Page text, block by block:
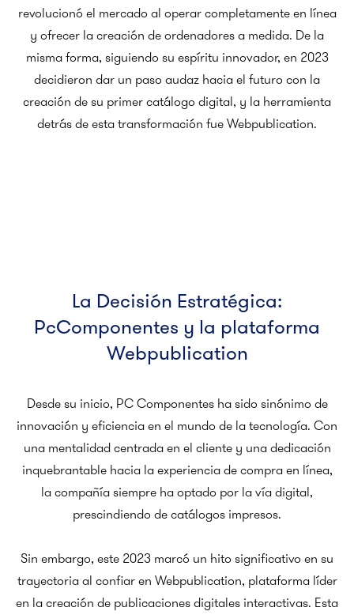
revolucionó el mercado al operar completamente en línea
y ofrecer la creación de ordenadores a medida. De la
misma forma, siguiendo su espíritu innovador, en 2023
decidieron dar un paso audaz hacia el futuro con la
creación de su primer catálogo digital, y la herramienta
detrás de esta transformación fue Webpublication.
La Decisión Estratégica:
PcComponentes y la plataforma
Webpublication
Desde su inicio, PC Componentes ha sido sinónimo de
innovación y eficiencia en el mundo de la tecnología. Con
una mentalidad centrada en el cliente y una dedicación
inquebrantable hacia la experiencia de compra en línea,
la compañía siempre ha optado por la vía digital,
prescindiendo de catálogos impresos.
Sin embargo, este 2023 marcó un hito significativo en su
trayectoria al confiar en Webpublication, plataforma líder
en la creación de publicaciones digitales interactivas. Esta